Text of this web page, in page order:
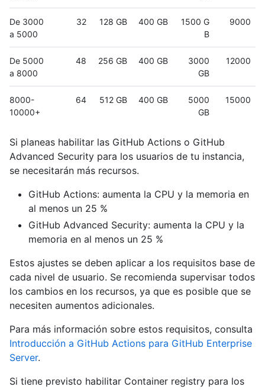
De 3000
a 5000
32 128 GB 400 GB
1500 G
B
9000
De 5000
a 8000
48 256 GB 400 GB
3000
GB
12000
8000-
10000+
64 512 GB 400 GB
5000
GB
15000
Si planeas habilitar las GitHub Actions o GitHub
Advanced Security para los usuarios de tu instancia,
se necesitarán más recursos.
GitHub Actions: aumenta la CPU y la memoria en
al menos un 25 %
GitHub Advanced Security: aumenta la CPU y la
memoria en al menos un 25 %
Estos ajustes se deben aplicar a los requisitos base de
cada nivel de usuario. Se recomienda supervisar todos
los cambios en los recursos, ya que es posible que se
necesiten aumentos adicionales.
Para más información sobre estos requisitos, consulta
Introducción a GitHub Actions para GitHub Enterprise
Server.
Si tiene previsto habilitar Container registry para los